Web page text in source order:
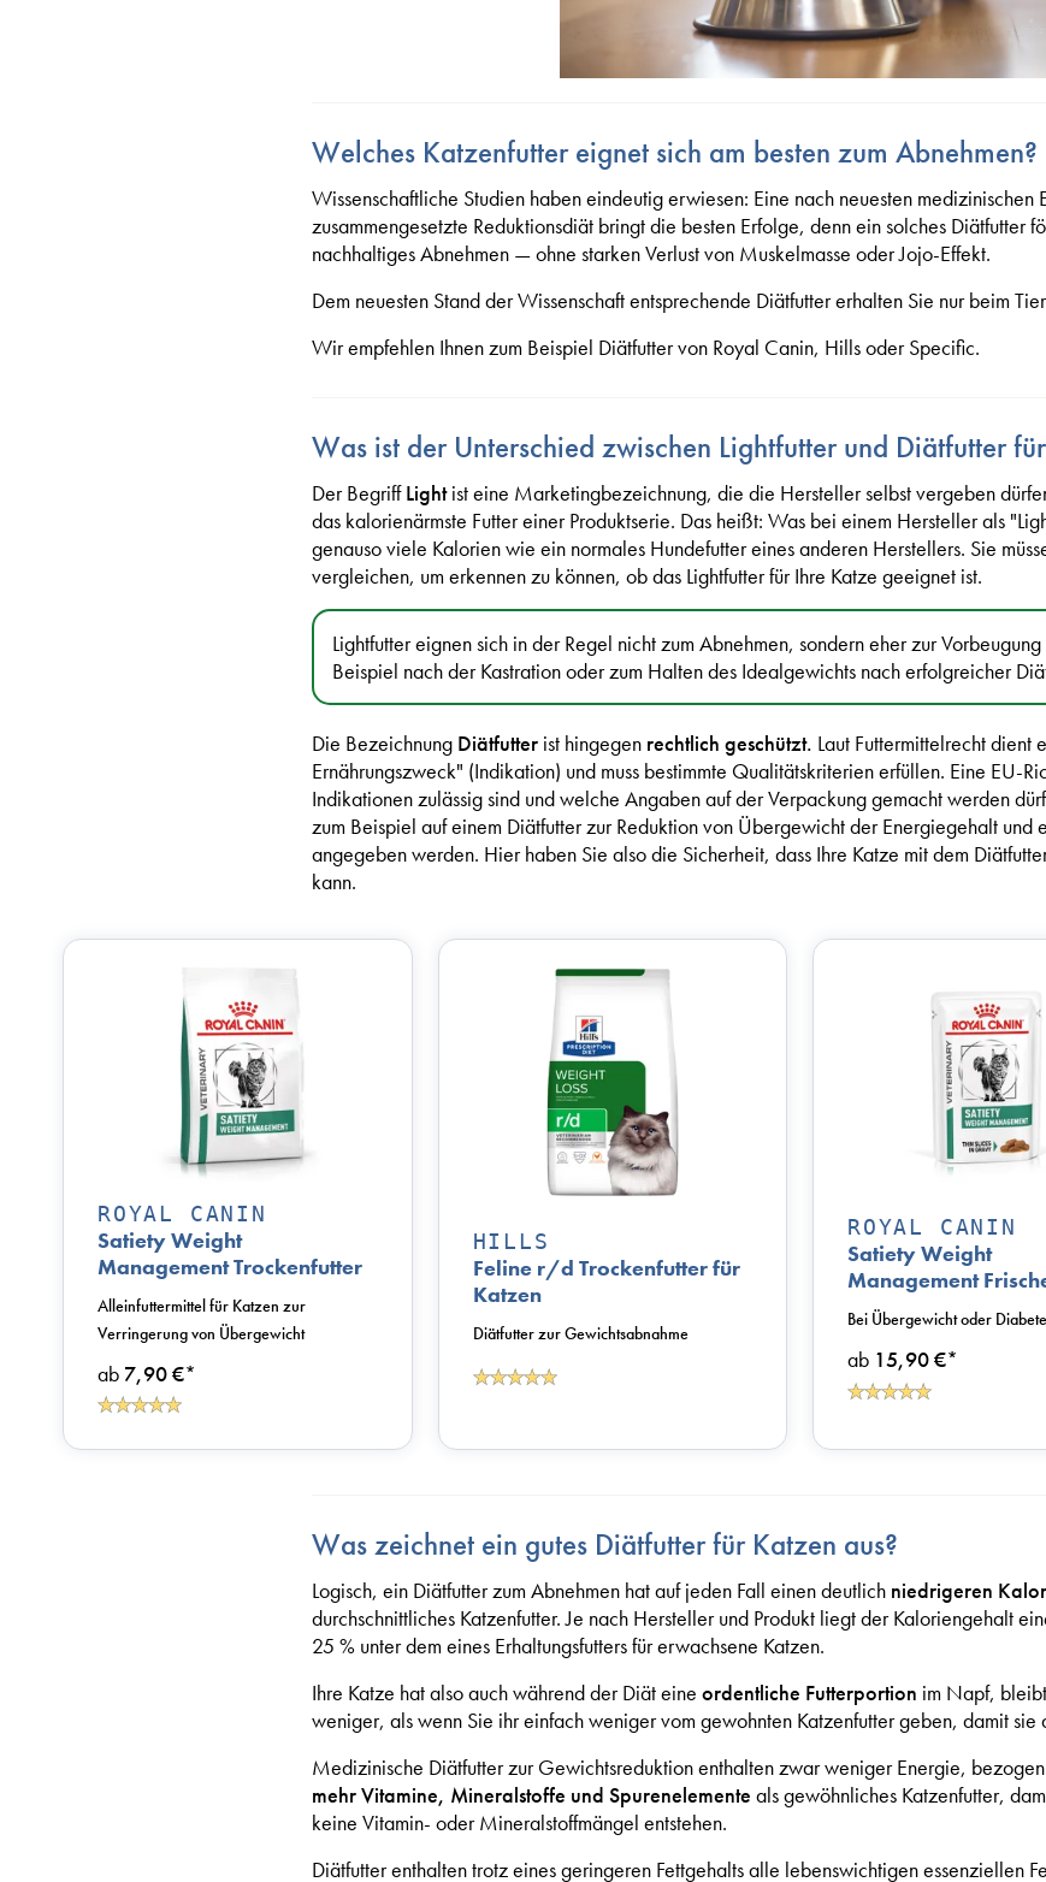
Welches Katzenfutter eignet sich am besten zum Abnehmen?
Wissenschaftliche Studien haben eindeutig erwiesen: Eine nach neuesten medizinischen
zusammengesetzte Reduktionsdiät bringt die besten Erfolge, denn ein solches Diätfutter
nachhaltiges Abnehmen — ohne starken Verlust von Muskelmasse oder Jojo-Effekt.
Dem neuesten Stand der Wissenschaft entsprechende Diätfutter erhalten Sie nur beim
Wir empfehlen Ihnen zum Beispiel Diätfutter von Royal Canin, Hills oder Specific.
Was ist der Unterschied zwischen Lightfutter und Diätfutter
Der BegriffLightist eine Marketingbezeichnung, die die Hersteller selbst vergeben
das kalorienärmste Futter einer Produktserie. Das heißt: Was bei einem Hersteller als
genauso viele Kalorien wie ein normales Hundefutter eines anderen Herstellers. Sie
vergleichen, um erkennen zu können, ob das Lightfutter für Ihre Katze geeignet ist.
Lightfutter eignen sich in der Regel nicht zum Abnehmen, sondern eher zur
Beispiel nach der Kastration oder zum Halten des Idealgewichts nach erfolgreicher
Die Bezeichnung Diätfutterist hingegen rechtlich geschützt. Laut Futtermittelrecht dient
Ernährungszweck" (Indikation) und muss bestimmte Qualitätskriterien erfüllen. Eine EU-
Indikationen zulässig sind und welche Angaben auf der Verpackung gemacht werden
zum Beispiel auf einem Diätfutter zur Reduktion von Übergewicht der Energiegehalt und
angegeben werden. Hier haben Sie also die Sicherheit, dass Ihre Katze mit dem
kann.
ROYAL CANIN
Satiety Weight
Management Trockenfutter
für Katzen
ab 7,90 €*
Alleinfuttermittel für Katzen zur
Verringerung von Übergewicht
HILLS
Feline r/d Trockenfutter für
Katzen
Diätfutter zur Gewichtsabnahme
ROYAL CANIN
Satiety Weight
Management
für Katzen
ab 15,90 €*
Bei Übergewicht oder
Was zeichnet ein gutes Diätfutter für Katzen aus?
Logisch, ein Diätfutter zum Abnehmen hat auf jeden Fall einen deutlich niedrigeren
durchschnittliches Katzenfutter. Je nach Hersteller und Produkt liegt der Kaloriengehalt
25 % unter dem eines Erhaltungsfutters für erwachsene Katzen.
Ihre Katze hat also auch während der Diät eine ordentliche Futterportion im Napf, bleibt
weniger, als wenn Sie ihr einfach weniger vom gewohnten Katzenfutter geben, damit sie
Medizinische Diätfutter zur Gewichtsreduktion enthalten zwar weniger Energie,
mehr Vitamine, Mineralstoffe und Spurenelemente als gewöhnliches Katzenfutter,
keine Vitamin- oder Mineralstoffmängel entstehen.
Diätfutter enthalten trotz eines geringeren Fettgehalts alle lebenswichtigen essenziellen